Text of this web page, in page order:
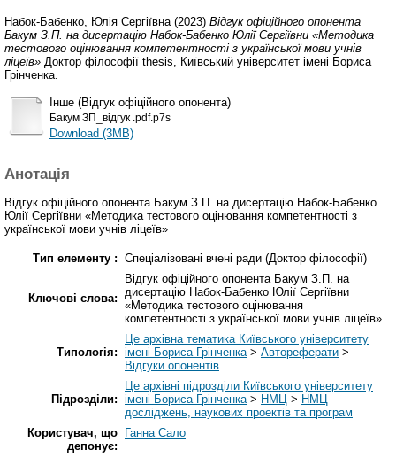
Набок-Бабенко, Юлія Сергіївна (2023) Відгук офіційного опонента
Бакум З.П. на дисертацію Набок-Бабенко Юлії Сергіївни «Методика
тестового оцінювання компетентності з української мови учнів
ліцеїв» Доктор філософії thesis, Київський університет імені Бориса
Грінченка.
Інше (Відгук офіційного опонента)
Бакум ЗП_відгук .pdf.p7s
Download (3MB)
Анотація
Відгук офіційного опонента Бакум З.П. на дисертацію Набок-Бабенко
Юлії Сергіївни «Методика тестового оцінювання компетентності з
української мови учнів ліцеїв»
Тип елементу : Спеціалізовані вчені ради (Доктор філософії)
Ключові слова:
Відгук офіційного опонента Бакум З.П. на
дисертацію Набок-Бабенко Юлії Сергіївни
«Методика тестового оцінювання
компетентності з української мови учнів ліцеїв»
Типологія:
Це архівна тематика Київського університету
імені Бориса Грінченка> Автореферати >
Відгуки опонентів
Підрозділи:
Це архівні підрозділи Київського університету
імені Бориса Грінченка> НМЦ > НМЦ
досліджень, наукових проектів та програм
Користувач, що
депонує:
Ганна Сало